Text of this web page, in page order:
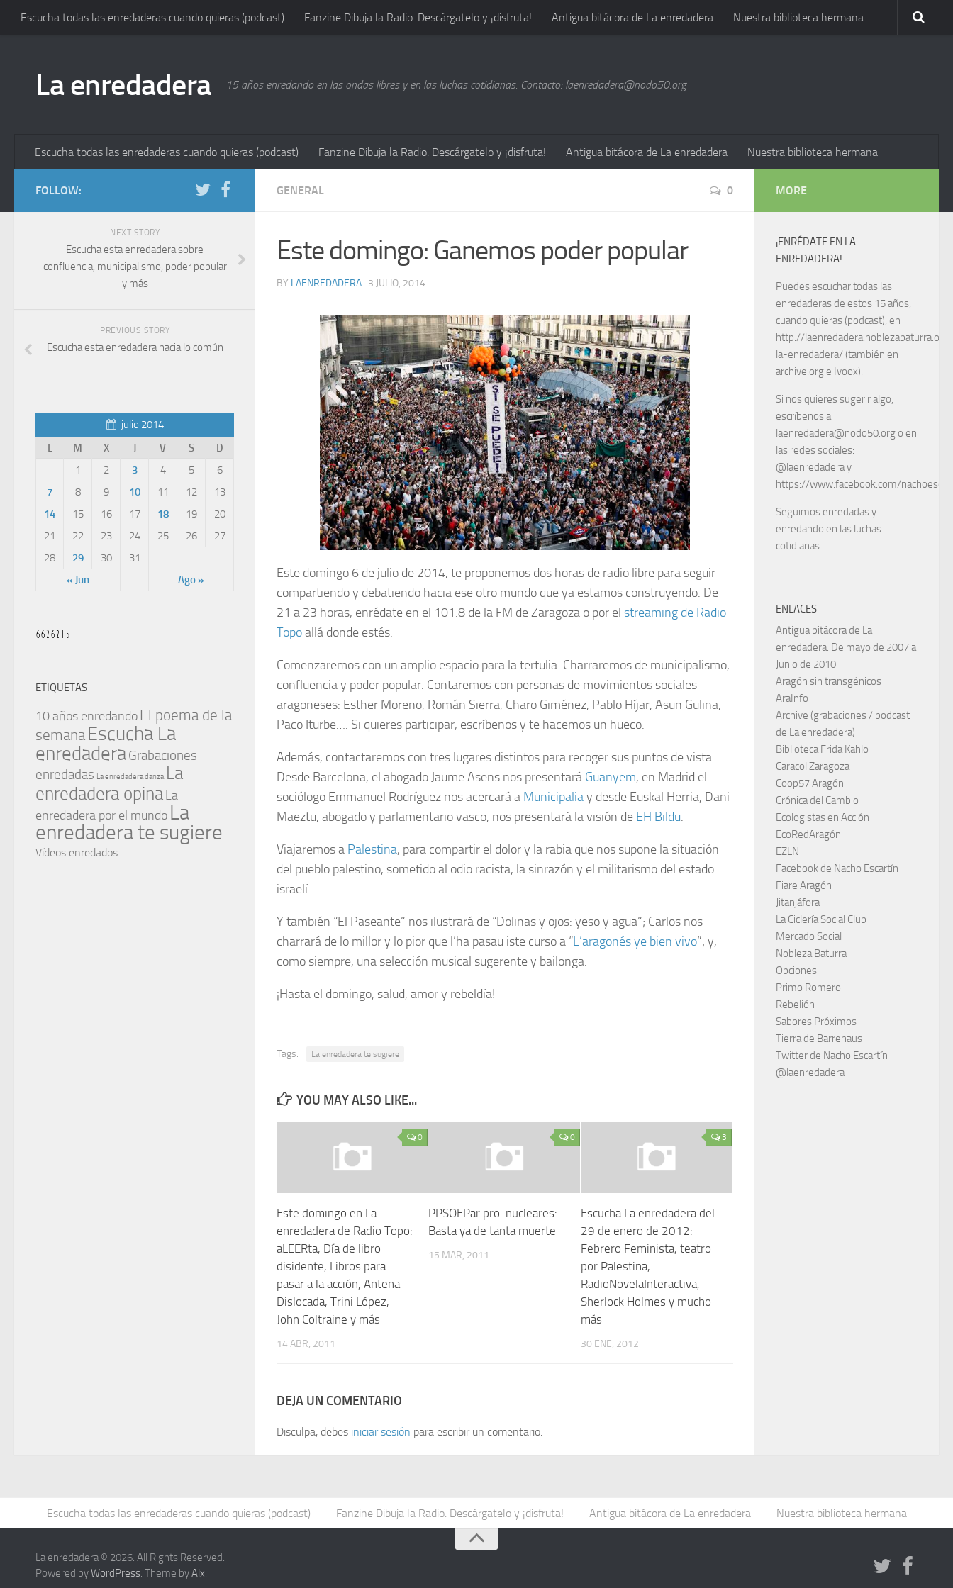
Escucha todas las enredaderas cuando quieras (podcast) Fanzine Dibuja la Radio. Descárgatelo y ¡disfruta! Antigua bitácora de La enredadera Nuestra biblioteca hermana
La enredadera 15 años enredando en las ondas libres y en las luchas cotidianas. Contacto: laenredadera@nodo50.org
Escucha todas las enredaderas cuando quieras (podcast) Fanzine Dibuja la Radio. Descárgatelo y ¡disfruta! Antigua bitácora de La enredadera Nuestra biblioteca hermana
GENERAL 0
Este domingo: Ganemos poder popular
BY LAENREDADERA · 3 JULIO, 2014
Este domingo 6 de julio de 2014, te proponemos dos horas de radio libre para seguir
compartiendo y debatiendo hacia ese otro mundo que ya estamos construyendo. De
21 a 23 horas, enrédate en el 101.8 de la FM de Zaragoza o por el streaming de Radio
Topoallá donde estés.
Comenzaremos con un amplio espacio para la tertulia. Charraremos de municipalismo,
confluencia y poder popular. Contaremos con personas de movimientos sociales
aragoneses: Esther Moreno, Román Sierra, Charo Giménez, Pablo Híjar, Asun Gulina,
Paco Iturbe…. Si quieres participar, escríbenos y te hacemos un hueco.
Además, contactaremos con tres lugares distintos para recoger sus puntos de vista.
Desde Barcelona, el abogado Jaume Asens nos presentará Guanyem, en Madrid el
sociólogo Emmanuel Rodríguez nos acercará a Municipaliay desde Euskal Herria, Dani
Maeztu, abogado y parlamentario vasco, nos presentará la visión de EH Bildu.
Viajaremos a Palestina, para compartir el dolor y la rabia que nos supone la situación
del pueblo palestino, sometido al odio racista, la sinrazón y el militarismo del estado
israelí.
Y también “El Paseante” nos ilustrará de “Dolinas y ojos: yeso y agua”; Carlos nos
charrará de lo millor y lo pior que l’ha pasau iste curso a “L’aragonés ye bien vivo”; y,
como siempre, una selección musical sugerente y bailonga.
¡Hasta el domingo, salud, amor y rebeldía!
Tags: La enredadera te sugiere
YOU MAY ALSO LIKE...
0
Este domingo en La
enredadera de Radio Topo:
aLEERta, Día de libro
disidente, Libros para
pasar a la acción, Antena
Dislocada, Trini López,
John Coltraine y más
14 ABR, 2011
0
PPSOEPar pro-nucleares:
Basta ya de tanta muerte
15 MAR, 2011
3
Escucha La enredadera del
29 de enero de 2012:
Febrero Feminista, teatro
por Palestina,
RadioNovelaInteractiva,
Sherlock Holmes y mucho
más
30 ENE, 2012
DEJA UN COMENTARIO
Disculpa, debes iniciar sesión para escribir un comentario.
FOLLOW:
NEXT STORY
Escucha esta enredadera sobre
confluencia, municipalismo, poder popular
y más
PREVIOUS STORY
Escucha esta enredadera hacia lo común
julio 2014
L
M X J V S D
« Jun Ago »
1 2 3 4 5
6
7
8 9 10 11 12
13
14
15 16 17 18 19
20
21
22 23 24 25 26
27
28
29 30 31
ETIQUETAS
10 años enredando El poema de la
semana Escucha La
enredaderaGrabaciones
enredadas La enredadera danza La
enredadera opina La
enredadera por el mundo La
enredadera te sugiere
Vídeos enredados
MORE
¡ENRÉDATE EN LA
ENREDADERA!
Puedes escuchar todas las
enredaderas de estos 15 años,
cuando quieras (podcast), en
http://
la-enredadera/ (también en
archive.org e Ivoox).
Si nos quieres sugerir algo,
escríbenos a
laenredadera@nodo50.org o en
las redes sociales:
@laenredadera y
https://www.facebook.com/
Seguimos enredadas y
enredando en las luchas
cotidianas.
ENLACES
Antigua bitácora de La
enredadera. De mayo de 2007 a
Junio de 2010
Aragón sin transgénicos
AraInfo
Archive (grabaciones / podcast
de La enredadera)
Biblioteca Frida Kahlo
Caracol Zaragoza
Coop57 Aragón
Crónica del Cambio
Ecologistas en Acción
EcoRedAragón
EZLN
Facebook de Nacho Escartín
Fiare Aragón
Jitanjáfora
La Ciclería Social Club
Mercado Social
Nobleza Baturra
Opciones
Primo Romero
Rebelión
Sabores Próximos
Tierra de Barrenaus
Twitter de Nacho Escartín
@laenredadera
Escucha todas las enredaderas cuando quieras (podcast) Fanzine Dibuja la Radio. Descárgatelo y ¡disfruta! Antigua bitácora de La enredadera Nuestra biblioteca hermana
La enredadera © 2026. All Rights Reserved.
Powered byWordPress. Theme byAlx.